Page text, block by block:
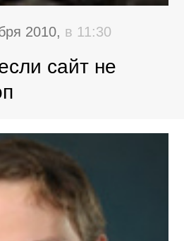
2010, в 11:30
сайт не